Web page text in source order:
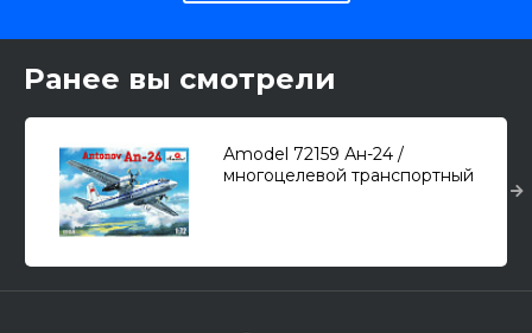
Ранее вы смотрели
Amodel 72159 Ан-24 /
многоцелевой транспортный